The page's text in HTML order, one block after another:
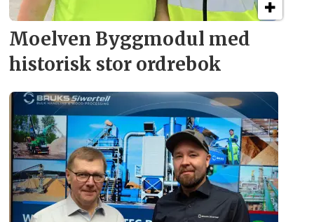
Moelven Byggmodul med
historisk stor ordrebok